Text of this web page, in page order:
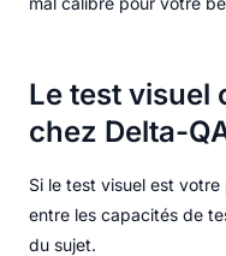
Le test visuel
chez Delta-
Si le test visuel est
entre les capacités de
du sujet.